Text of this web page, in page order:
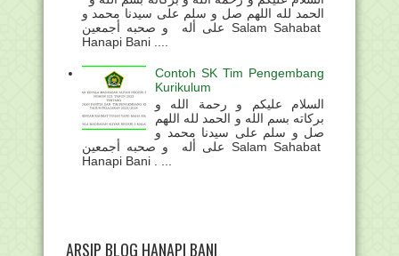
الحمد لله اللهم صل و سلم على سيدنا محمد و
على أله و صحبه أجمعين Salam Sahabat
Hanapi Bani ....
Contoh SK Tim Pengembang
Kurikulum
السلام عليكم و رحمة الله و
بركاته بسم الله و الحمد لله اللهم
صل و سلم على سيدنا محمد و
على أله و صحبه أجمعين Salam Sahabat
Hanapi Bani . ...
ARSIP BLOG HANAPI BANI